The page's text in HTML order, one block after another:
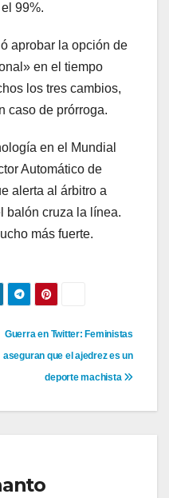
99%.
aprobar la opción de
en el tiempo
los tres cambios,
caso de prórroga.
en el Mundial
Automático de
alerta al árbitro a
balón cruza la línea.
más fuerte.
Guerra en Twitter: Feministas
aseguran que el ajedrez es un
deporte machista